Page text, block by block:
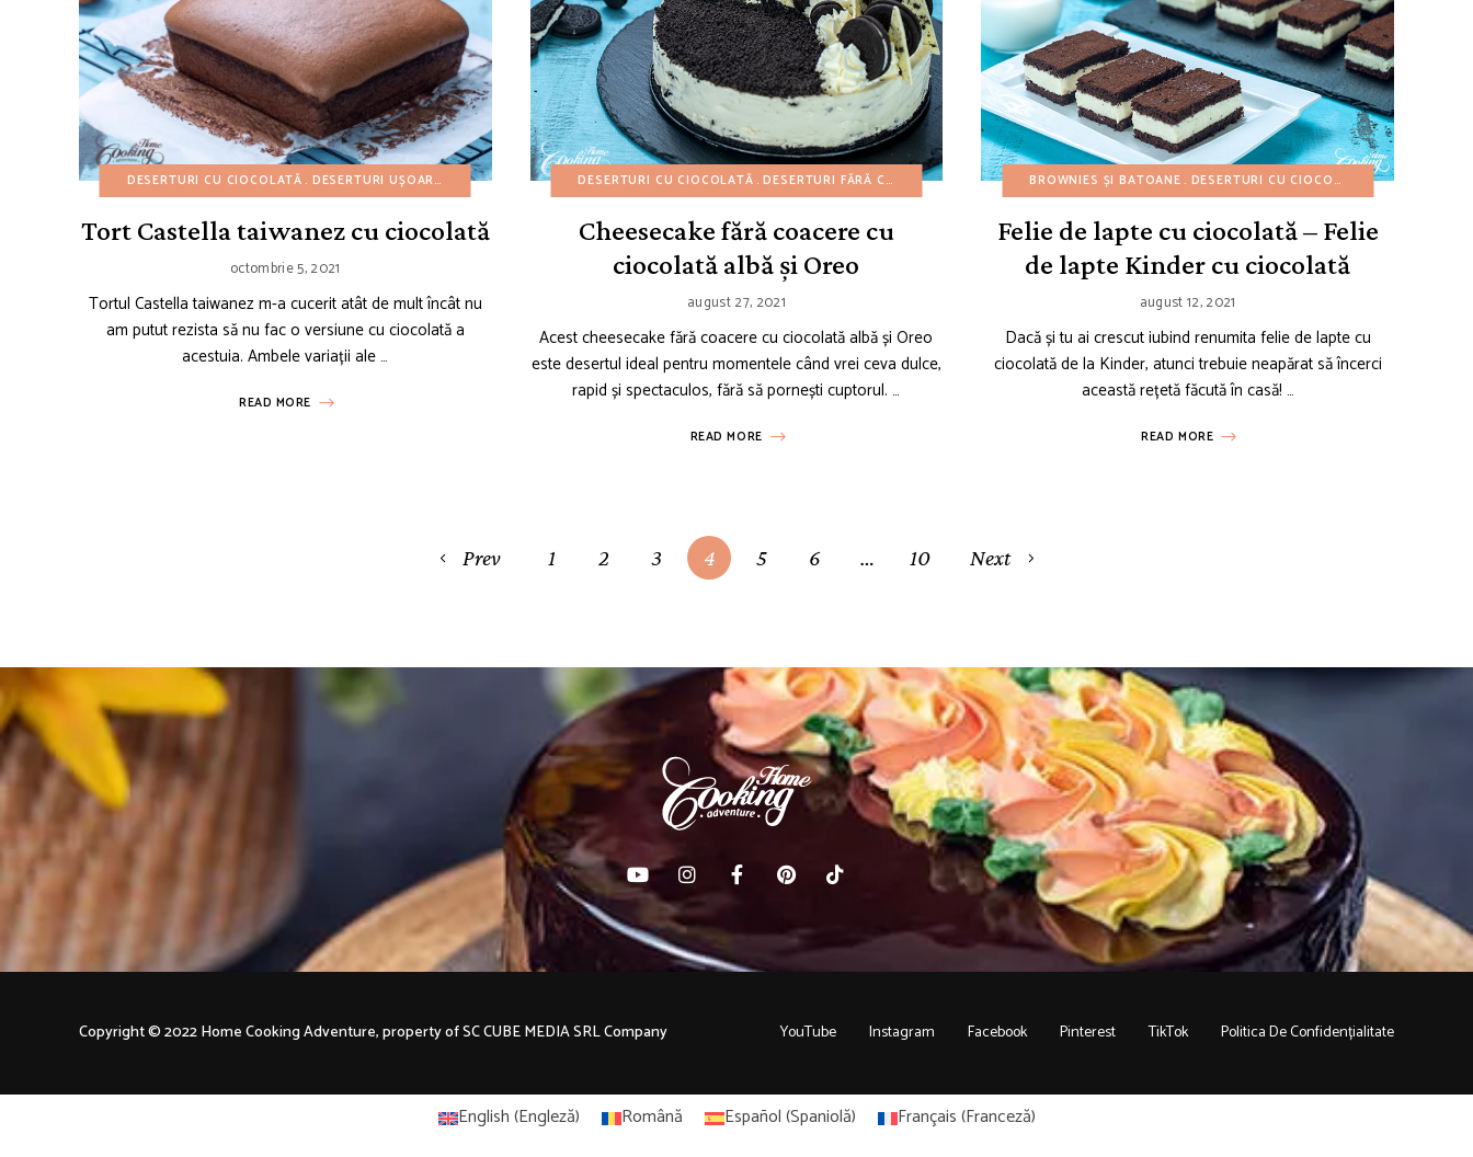
DESERTURI CU CIOCOLATĂ DESERTURI UȘOARE REȚETE ASIATICE REȚETE DE CRĂCIUN REȚETE DE IARNĂ REȚETE DE PAȘTI REȚETE DE PRĂJITURI REȚETE DE PRIMĂVARĂ REȚETE DE TOAMNĂ
Tort Castella taiwanez cu ciocolată
octombrie 5, 2021
Tortul Castella taiwanez m-a cucerit atât de mult încât nu
am putut rezista să nu fac o versiune cu ciocolată a
acestuia. Ambele variații ale …
READ MORE
DESERTURI CU CIOCOLATĂ DESERTURI FĂRĂ COACERE DESERTURI UȘOARE REȚETE AMERICANE REȚETE DE 4 IULIE REȚETE DE
Cheesecake fără coacere cu
ciocolată albă și Oreo
august 27, 2021
Acest cheesecake fără coacere cu ciocolată albă și Oreo
este desertul ideal pentru momentele când vrei ceva dulce,
rapid și spectaculos, fără să pornești cuptorul. …
READ MORE
BROWNIES ȘI BATOANE DESERTURI CU CIOCOLATĂ DESERTURI
Felie de lapte cu ciocolată – Felie
de lapte Kinder cu ciocolată
august 12, 2021
Dacă și tu ai crescut iubind renumita felie de lapte cu
ciocolată de la Kinder, atunci trebuie neapărat să încerci
această rețetă făcută în casă! …
READ MORE
Prev 1 2 3 4 5 6 … 10 Next
YouTube Instagram Facebook Pinterest TikTok Politica De Confidențialitate
Copyright © 2022 Home Cooking Adventure, property of SC CUBE MEDIA SRL Company
English(Engleză) Română Español(Spaniolă) Français(Franceză)